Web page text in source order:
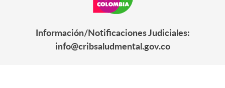
Información/Notificaciones Judiciales:
info@cribsaludmental.gov.co